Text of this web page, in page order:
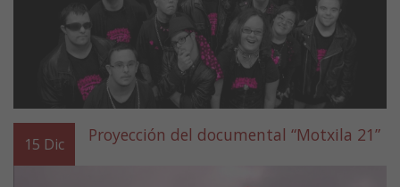
15 Dic Proyección del documental “Motxila 21”